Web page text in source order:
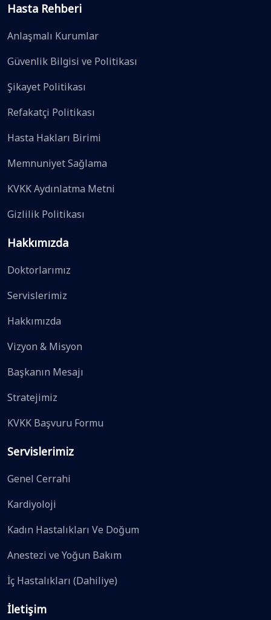
Hasta Rehberi
Anlaşmalı Kurumlar
Güvenlik Bilgisi ve Politikası
Şikayet Politikası
Refakatçi Politikası
Hasta Hakları Birimi
Memnuniyet Sağlama
KVKK Aydınlatma Metni
Gizlilik Politikası
Hakkımızda
Doktorlarımız
Servislerimiz
Hakkımızda
Vizyon & Misyon
Başkanın Mesajı
Stratejimiz
KVKK Başvuru Formu
Servislerimiz
Genel Cerrahi
Kardiyoloji
Kadın Hastalıkları Ve Doğum
Anestezi ve Yoğun Bakım
İç Hastalıkları (Dahiliye)
İletişim